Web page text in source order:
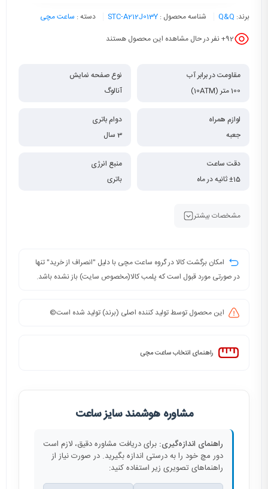
برند: Q&Q شناسه محصول : STC-A212J013Y دسته : ساعت مچی
92+ نفر در حال مشاهده این محصول هستند
مقاومت در برابر آب
100 متر (10ATM)
نوع صفحه نمایش
آنالوگ
لوازم همراه
جعبه
دوام باتری
3 سال
دقت ساعت
±15 ثانیه در ماه
منبع انرژی
باتری
مشخصات بیشتر
امکان برگشت کالا در گروه ساعت مچی با دلیل "انصراف از خرید" تنها
در صورتی مورد قبول است که پلمب کالا(مخصوص سایت) باز نشده باشد.
این محصول توسط تولید کننده اصلی (برند) تولید شده است©️
راهنمای انتخاب ساعت مچی
مشاوره هوشمند سایز ساعت
راهنمای اندازه‌گیری: برای دریافت مشاوره دقیق، لازم است
دور مچ خود را به درستی اندازه بگیرید. در صورت نیاز از
راهنماهای تصویری زیر استفاده کنید: